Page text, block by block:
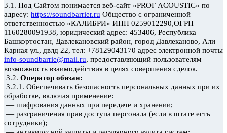
3.1. Под Сайтом понимается веб-сайт «PROF ACOUSTIC» по
адресу: https://soundbarrier.ru Общество с ограниченной
ответственностью «КАЛИБРИ» ИНН 0259012290,ОГРН
1160280091938, юридический адрес: 453406, Республика
Башкортостан, Давлекановский район, город Давлеканово, Али
Карная ул., двлд 22, тел: +78129043170 адрес электронной почты
info-soundbarrie@mail.ru, предоставляющий пользователям
возможность взаимодействия в целях совершения сделок.
3.2. Оператор обязан:
3.2.1. Обеспечивать безопасность персональных данных при их
обработке, включая применение:
— шифрования данных при передаче и хранении;
— разграничения прав доступа персонала (если в штате есть
сотрудники);